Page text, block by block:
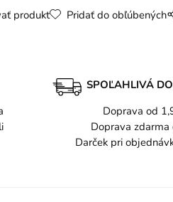
produkt Pridať do obľúbených
SPOĽAHLIVÁ
Doprava od
Doprava zdarma
Darček pri